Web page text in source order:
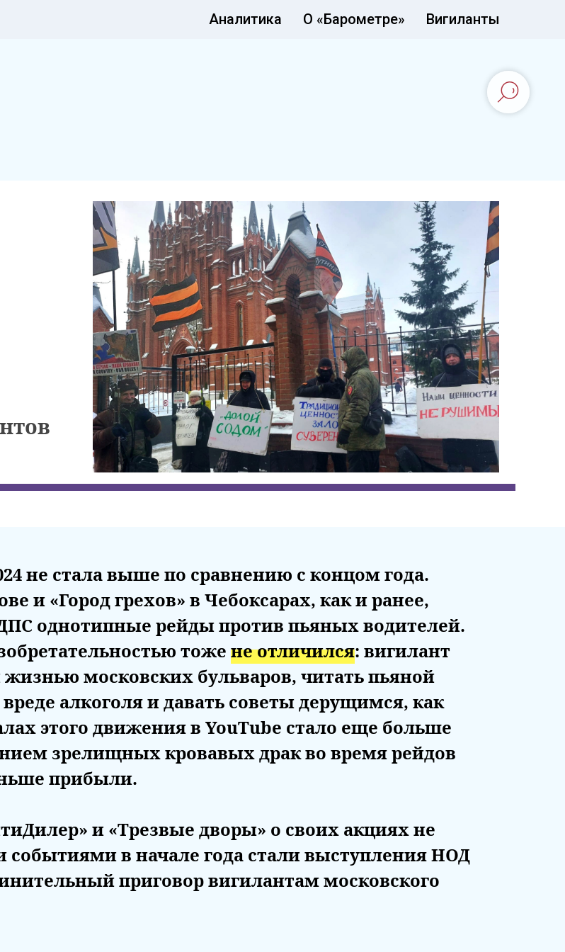
Аналитика О «Барометре» Вигиланты
не стала выше по сравнению с концом года.
и «Город грехов» в Чебоксарах, как и ранее,
однотипные рейды против пьяных водителей.
тоже не отличился: вигилант
московских бульваров, читать пьяной
алкоголя и давать советы дерущимся, как
этого движения в YouTube стало еще больше
зрелищных кровавых драк во время рейдов
прибыли.
и «Трезвые дворы» о своих акциях не
в начале года стали выступления НОД
приговор вигилантам московского